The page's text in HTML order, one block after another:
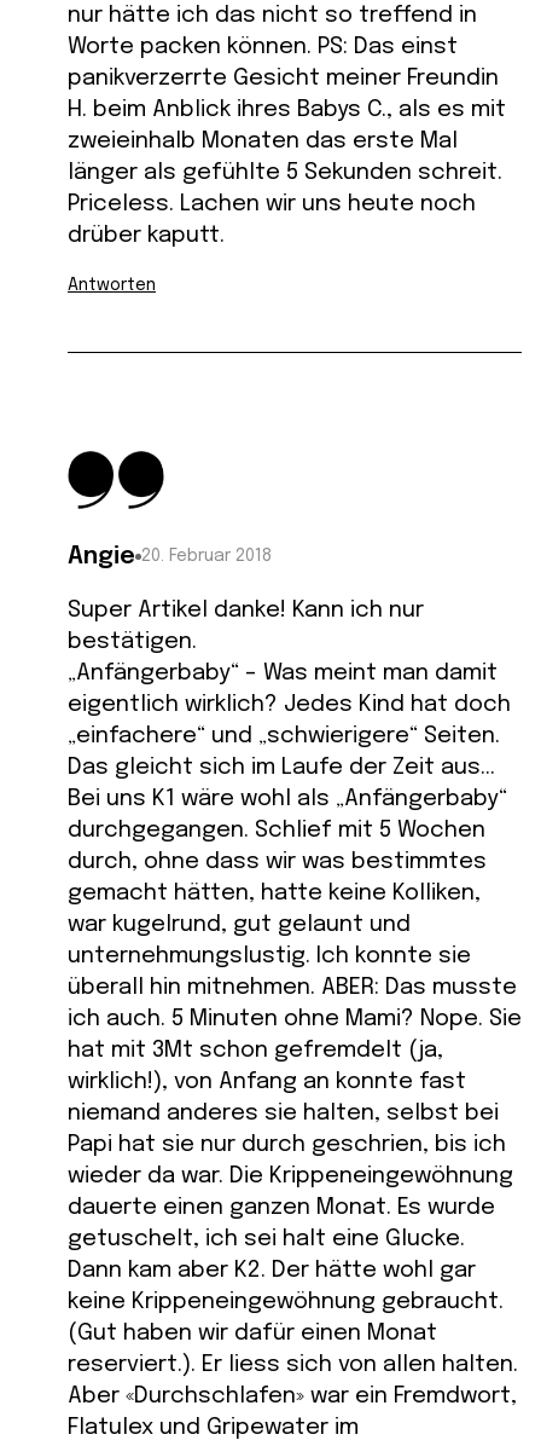
nur hätte ich das nicht so treffend in
Worte packen können. PS: Das einst
panikverzerrte Gesicht meiner Freundin
H. beim Anblick ihres Babys C., als es mit
zweieinhalb Monaten das erste Mal
länger als gefühlte 5 Sekunden schreit.
Priceless. Lachen wir uns heute noch
drüber kaputt.
Antworten
Angie 20. Februar 2018
Super Artikel danke! Kann ich nur
bestätigen.
„Anfängerbaby“ – Was meint man damit
eigentlich wirklich? Jedes Kind hat doch
„einfachere“ und „schwierigere“ Seiten.
Das gleicht sich im Laufe der Zeit aus…
Bei uns K1 wäre wohl als „Anfängerbaby“
durchgegangen. Schlief mit 5 Wochen
durch, ohne dass wir was bestimmtes
gemacht hätten, hatte keine Kolliken,
war kugelrund, gut gelaunt und
unternehmungslustig. Ich konnte sie
überall hin mitnehmen. ABER: Das musste
ich auch. 5 Minuten ohne Mami? Nope. Sie
hat mit 3Mt schon gefremdelt (ja,
wirklich!), von Anfang an konnte fast
niemand anderes sie halten, selbst bei
Papi hat sie nur durch geschrien, bis ich
wieder da war. Die Krippeneingewöhnung
dauerte einen ganzen Monat. Es wurde
getuschelt, ich sei halt eine Glucke.
Dann kam aber K2. Der hätte wohl gar
keine Krippeneingewöhnung gebraucht.
(Gut haben wir dafür einen Monat
reserviert.). Er liess sich von allen halten.
Aber «Durchschlafen» war ein Fremdwort,
Flatulex und Gripewater im